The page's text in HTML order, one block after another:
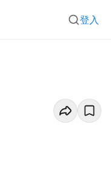
登入